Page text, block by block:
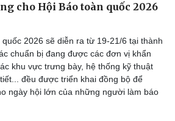
cho Hội Báo toàn quốc 2026
quốc 2026 sẽ diễn ra từ 19-21/6 tại thành
chuẩn bị đang được các đơn vị khẩn
khu vực trưng bày, hệ thống kỹ thuật
đều được triển khai đồng bộ để
ngày hội lớn của những người làm báo